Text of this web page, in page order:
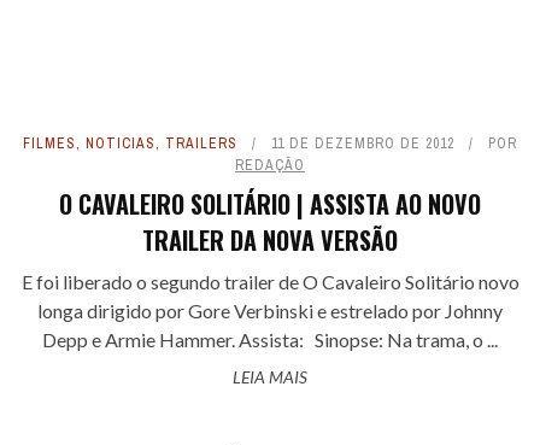
FILMES, NOTICIAS, TRAILERS 11 DE DEZEMBRO DE 2012
POR
REDAÇÃO
O CAVALEIRO SOLITÁRIO | ASSISTA AO NOVO
TRAILER DA NOVA VERSÃO
E foi liberado o segundo trailer de O Cavaleiro Solitário novo
longa dirigido por Gore Verbinski e estrelado por Johnny
Depp e Armie Hammer. Assista: Sinopse: Na trama, o ...
LEIA MAIS